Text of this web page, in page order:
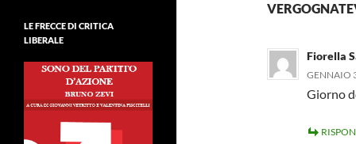
Fiorella
GENNAIO
Giorno
LE FRECCE DI CRITICA
LIBERALE